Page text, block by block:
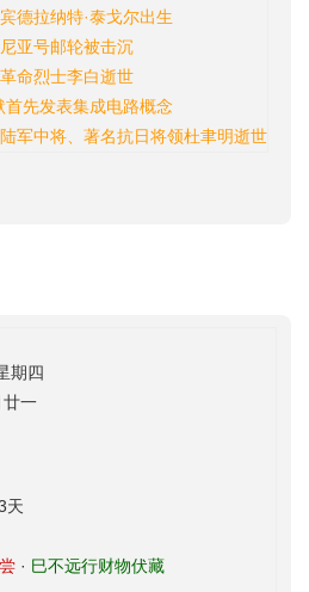
德拉纳特·泰戈尔出生
亚号邮轮被击沉
命烈士李白逝世
首先发表集成电路概念
军中将、著名抗日将领杜聿明逝世
期四
廿一
天
· 巳不远行财物伏藏